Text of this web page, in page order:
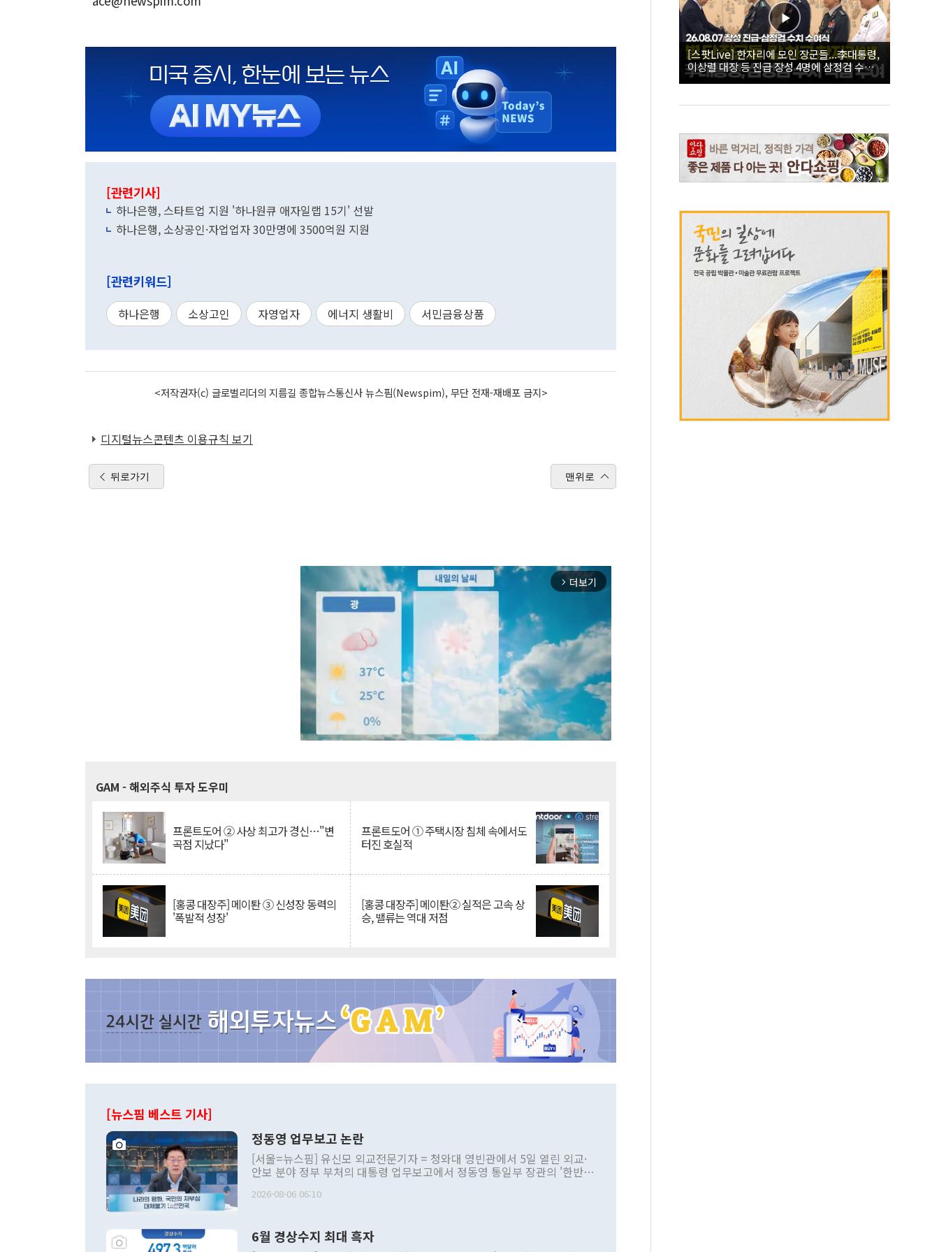
[관련기사]
하나은행, 스타트업 지원 '하나원큐 애자일랩 15기' 선발
하나은행, 소상공인·자업업자 30만명에 3500억원 지원
[관련키워드]
하나은행 소상고인 자영업자 에너지 생활비 서민금융상품
<저작권자(c) 글로벌리더의 지름길 종합뉴스통신사 뉴스핌(Newspim), 무단 전재-재배포 금지>
디지털뉴스콘텐츠 이용규칙 보기
뒤로가기 맨위로
arrow_forward_ios 더보기
GAM - 해외주식 투자 도우미
프론트도어 ② 사상 최고가 경신…"변
곡점 지났다"
프론트도어 ① 주택시장 침체 속에서도
터진 호실적
[홍콩 대장주] 메이퇀 ③ 신성장 동력의
'폭발적 성장'
[홍콩 대장주] 메이퇀② 실적은 고속 상
승, 밸류는 역대 저점
[뉴스핌 베스트 기사]
정동영 업무보고 논란
[서울=뉴스핌] 유신모 외교전문기자 = 청와대 영빈관에서 5일 열린 외교·
안보 분야 정부 부처의 대통령 업무보고에서 정동영 통일부 장관의 '한반도
발언 중에는 정부 내 조율을 거치지 않은 사안을 정책으로 추진하겠다고 공
주의적 희망에 근거한 비현실적 구상'이라는 비판을 내놨다. 그동안 정 장
2026-08-06 06:10
6월 경상수지 최대 흑자
[스팟Live] 한자리에 모인 장군들...李대통령,
이상렬 대장 등 진급 장성 4명에 삼정검 수치
직접 수여｜26.08.07 장성 진급·삼정검 수치